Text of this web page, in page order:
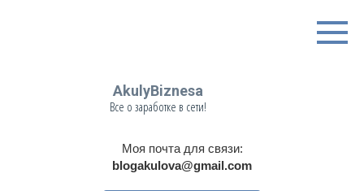
AkulyBiznesa
Все о заработке в сети!
Моя почта для связи:
blogakulova@gmail.com